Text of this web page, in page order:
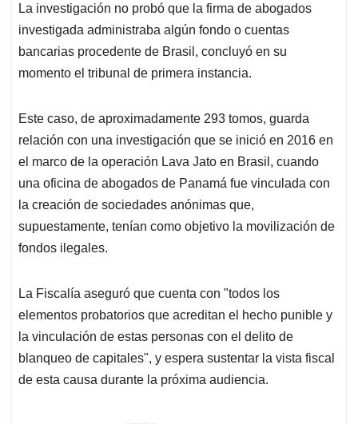
La investigación no probó que la firma de abogados
investigada administraba algún fondo o cuentas
bancarias procedente de Brasil, concluyó en su
momento el tribunal de primera instancia.
Este caso, de aproximadamente 293 tomos, guarda
relación con una investigación que se inició en 2016 en
el marco de la operación Lava Jato en Brasil, cuando
una oficina de abogados de Panamá fue vinculada con
la creación de sociedades anónimas que,
supuestamente, tenían como objetivo la movilización de
fondos ilegales.
La Fiscalía aseguró que cuenta con "todos los
elementos probatorios que acreditan el hecho punible y
la vinculación de estas personas con el delito de
blanqueo de capitales", y espera sustentar la vista fiscal
de esta causa durante la próxima audiencia.